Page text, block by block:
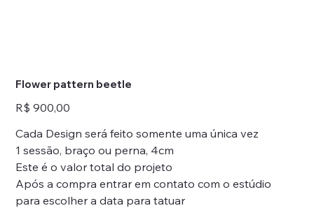
Flower pattern beetle
Preço
R$ 900,00
Cada Design será feito somente uma única vez
1 sessão, braço ou perna, 4cm
Este é o valor total do projeto
Após a compra entrar em contato com o estúdio
para escolher a data para tatuar